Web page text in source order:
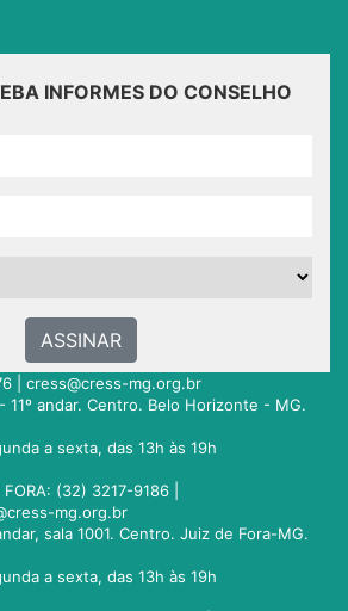
INFORMES DO CONSELHO
ASSINAR
| cress@cress-mg.org.br
11º andar. Centro. Belo Horizonte - MG.
a sexta, das 13h às 19h
(32) 3217-9186 |
mg.org.br
sala 1001. Centro. Juiz de Fora-MG.
a sexta, das 13h às 19h